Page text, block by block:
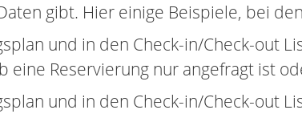
gibt. Hier einige Beispiele, bei
und in den Check-in/Check-out
eine Reservierung nur angefragt ist
und in den Check-in/Check-out